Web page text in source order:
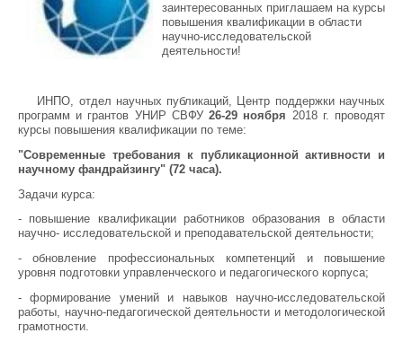
заинтересованных приглашаем на курсы
повышения квалификации в области
научно-исследовательской
деятельности!
ИНПО, отдел научных публикаций, Центр поддержки научных
программ и грантов УНИР СВФУ26-29 ноября 2018 г. проводят
курсы повышения квалификации по теме:
"Современные требования к публикационной активности и
научному фандрайзингу" (72 часа).
Задачи курса:
- повышение квалификации работников образования в области
научно- исследовательской и преподавательской деятельности;
- обновление профессиональных компетенций и повышение
уровня подготовки управленческого и педагогического корпуса;
- формирование умений и навыков научно-исследовательской
работы, научно-педагогической деятельности и методологической
грамотности.